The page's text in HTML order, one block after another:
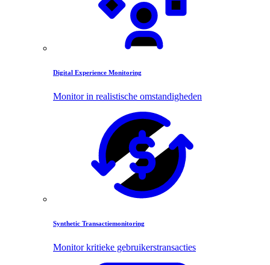
Digital Experience Monitoring
Monitor in realistische omstandigheden
Synthetic Transactiemonitoring
Monitor kritieke gebruikerstransacties